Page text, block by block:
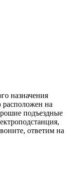
назначения
на
подъездные
ответим на